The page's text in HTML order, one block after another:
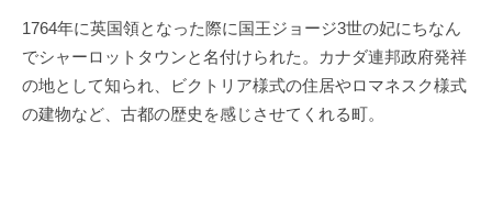
1764年に英国領となった際に国王ジョージ3世の妃にちなん
でシャーロットタウンと名付けられた。カナダ連邦政府発祥
の地として知られ、ビクトリア様式の住居やロマネスク様式
の建物など、古都の歴史を感じさせてくれる町。